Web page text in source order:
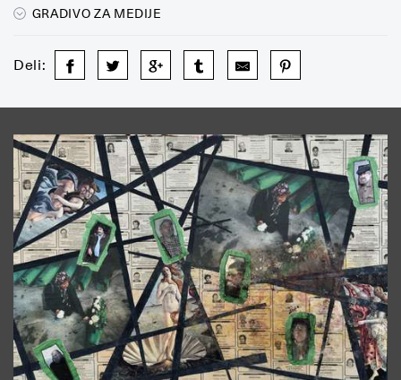
GRADIVO ZA MEDIJE
Deli: